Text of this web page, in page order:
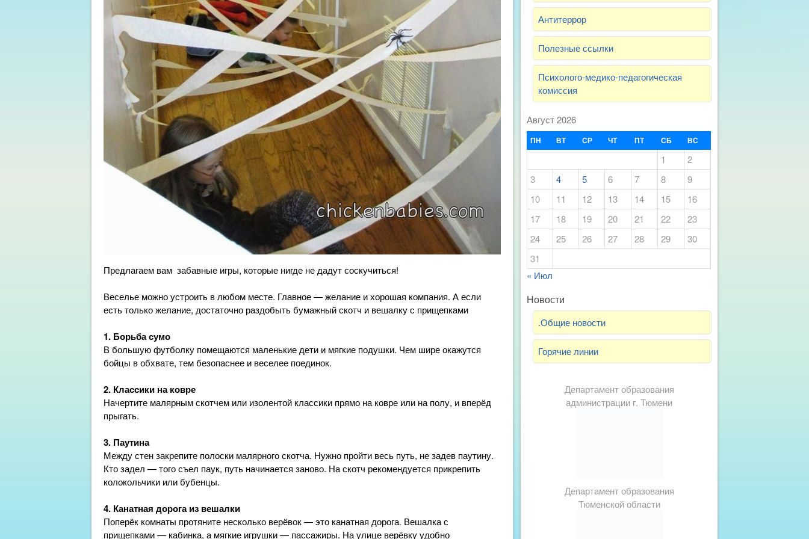
Предлагаем вам забавные игры, которые нигде не дадут соскучиться!
Веселье можно устроить в любом месте. Главное — желание и хорошая компания. А если
есть только желание, достаточно раздобыть бумажный скотч и вешалку с прищепками
1. Борьба сумо
В большую футболку помещаются маленькие дети и мягкие подушки. Чем шире окажутся
бойцы в обхвате, тем безопаснее и веселее поединок.
2. Классики на ковре
Начертите малярным скотчем или изолентой классики прямо на ковре или на полу, и вперёд
прыгать.
3. Паутина
Между стен закрепите полоски малярного скотча. Нужно пройти весь путь, не задев паутину.
Кто задел — того съел паук, путь начинается заново. На скотч рекомендуется прикрепить
колокольчики или бубенцы.
4. Канатная дорога из вешалки
Поперёк комнаты протяните несколько верёвок — это канатная дорога. Вешалка с
прищепками — кабинка, а мягкие игрушки — пассажиры. На улице верёвку удобно
Антитеррор
Полезные ссылки
Психолого-медико-педагогическая
комиссия
Август 2026
ПН ВТ СР ЧТ ПТ СБ ВС
1
2
3
4 5 6 7 8
9
10
11 12 13 14 15
16
17
18 19 20 21 22
23
24
25 26 27 28 29
30
31
« Июл
Новости
.Общие новости
Горячие линии
Департамент образования
администрации г. Тюмени
Департамент образования
Тюменской области